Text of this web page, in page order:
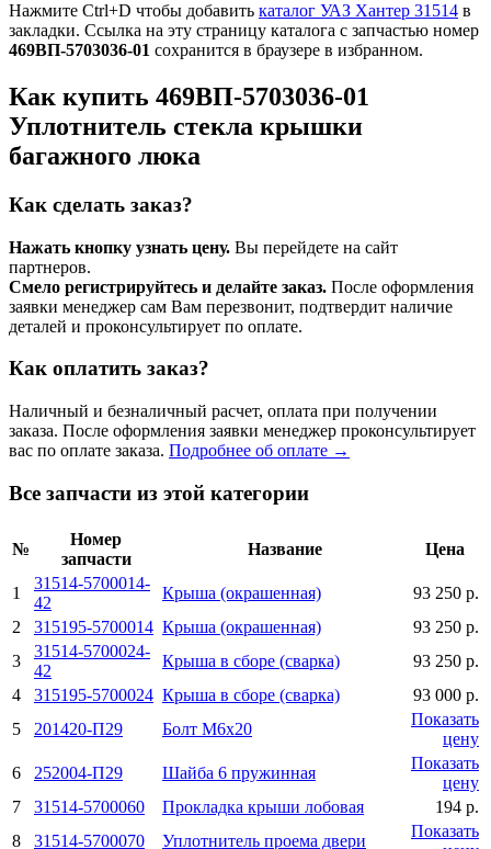
Нажмите Ctrl+D чтобы добавить каталог УАЗ Хантер 31514 в
закладки. Ссылка на эту страницу каталога с запчастью номер
469ВП-5703036-01 сохранится в браузере в избранном.
Как купить 469ВП-5703036-01
Уплотнитель стекла крышки
багажного люка
Как сделать заказ?
Нажать кнопку узнать цену. Вы перейдете на сайт
партнеров.
Смело регистрируйтесь и делайте заказ. После оформления
заявки менеджер сам Вам перезвонит, подтвердит наличие
деталей и проконсультирует по оплате.
Как оплатить заказ?
Наличный и безналичный расчет, оплата при получении
заказа. После оформления заявки менеджер проконсультирует
вас по оплате заказа. Подробнее об оплате →
Все запчасти из этой категории
№
Номер
запчасти
Название Цена
1
31514-5700014-
42
Крыша (окрашенная)
93 250 р.
2
315195-5700014 Крыша (окрашенная)
93 250 р.
3
31514-5700024-
42
Крыша в сборе (сварка)
93 250 р.
4
315195-5700024 Крыша в сборе (сварка)
93 000 р.
5
201420-П29 Болт М6х20
Показать
цену
6
252004-П29 Шайба 6 пружинная
Показать
цену
7
31514-5700060 Прокладка крыши лобовая
194 р.
8
31514-5700070 Уплотнитель проема двери
Показать